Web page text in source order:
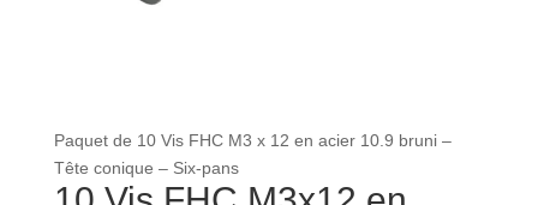
Paquet de 10 Vis FHC M3 x 12 en acier 10.9 bruni –
Tête conique – Six-pans